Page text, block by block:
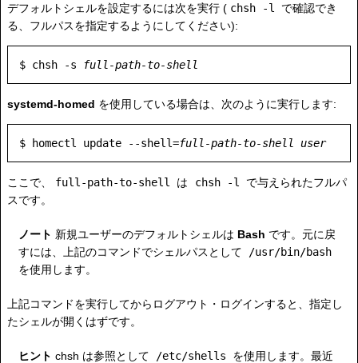
デフォルトシェルを設定するには次を実行 ( chsh -l
で確認でき
る、フルパスを指定するようにしてください):
$ chsh -s full-path-to-shell
systemd-homed を使用している場合は、次のように実行します:
$ homectl update --shell=full-path-to-shell user
ここで、 full-path-to-shell は chsh -l
で与えられたフルパ
スです。
ノート 新規ユーザーのデフォルトシェルは Bash です。元に戻
すには、上記のコマンドでシェルパスとして
/usr/bin/bash
を使用します。
上記コマンドを実行してからログアウト・ログインすると、指定し
たシェルが開くはずです。
ヒント chsh は参照として /etc/shells
を使用します。最近